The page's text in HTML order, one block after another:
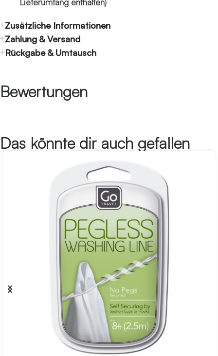
Zusätzliche Informationen
Zahlung & Versand
Rückgabe & Umtausch
Bewertungen
Das könnte dir auch gefallen